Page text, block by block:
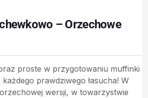
– Orzechowe
proste w przygotowaniu muffinki
prawdziwego łasucha! W
wersji, w towarzystwie